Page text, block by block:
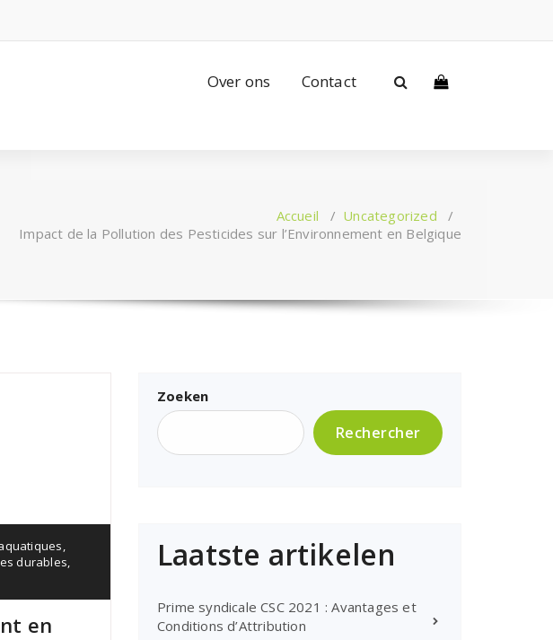
Over ons Contact
Accueil / Uncategorized /
Impact de la Pollution des Pesticides sur l’Environnement en Belgique
,
durables,
en
Zoeken
Rechercher
Laatste artikelen
Prime syndicale CSC 2021 : Avantages et
Conditions d’Attribution